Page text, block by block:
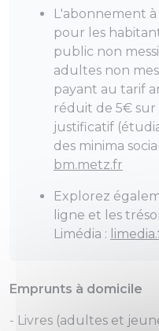
L'abonnement
pour les
public non
adultes non
payant au tarif
réduit de 5€
justificatif
des minima
bm.metz.fr
Explorez
ligne et les
Limédia :
Emprunts à domicile
- Livres (adultes et